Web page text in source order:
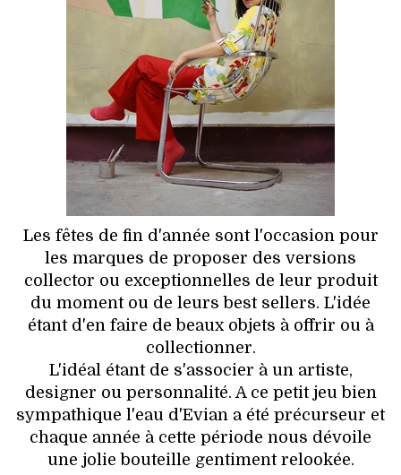
AUTO
LIEUX TENDANCES
BEAUTÉ
MODE DE RUE
JEUNES CRÉATEURS
HISTOIRE DES MARQUES
DÉCO
VOYAGES & LOISIRS
Les fêtes de fin d'année sont l'occasion pour
les marques de proposer des versions
collector ou exceptionnelles de leur produit
du moment ou de leurs best sellers. L'idée
étant d'en faire de beaux objets à offrir ou à
collectionner.
L'idéal étant de s'associer à un artiste,
designer ou personnalité. A ce petit jeu bien
sympathique l'eau d'Evian a été précurseur et
chaque année à cette période nous dévoile
une jolie bouteille gentiment relookée.